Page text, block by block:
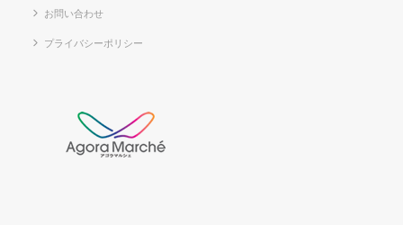
お問い合わせ
プライバシーポリシー